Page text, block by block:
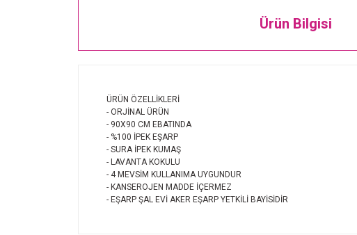
Ürün Bilgisi
ÜRÜN ÖZELLİKLERİ
- ORJİNAL ÜRÜN
- 90X90 CM EBATINDA
- %100 İPEK EŞARP
- SURA İPEK KUMAŞ
- LAVANTA KOKULU
- 4 MEVSİM KULLANIMA UYGUNDUR
- KANSEROJEN MADDE İÇERMEZ
- EŞARP ŞAL EVİ AKER EŞARP YETKİLİ BAYİSİDİR